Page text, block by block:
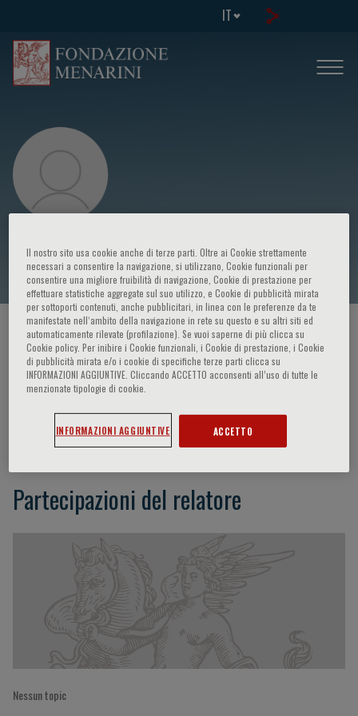
IT
J. Charles Jennette
HOME PAGE / CORSI ED EVENTI / RELATORE
J. Charles Jennette
Partecipazioni del relatore
Nessun topic
Il nostro sito usa cookie anche di terze parti. Oltre ai Cookie strettamente
necessari a consentire la navigazione, si utilizzano, Cookie funzionali per
consentire una migliore fruibilità di navigazione, Cookie di prestazione per
effettuare statistiche aggregate sul suo utilizzo, e Cookie di pubblicità mirata
per sottoporti contenuti, anche pubblicitari, in linea con le preferenze da te
manifestate nell‘ambito della navigazione in rete su questo e su altri siti ed
automaticamente rilevate (profilazione). Se vuoi saperne di più clicca su
Cookie policy. Per inibire i Cookie funzionali, i Cookie di prestazione, i Cookie
di pubblicità mirata e/o i cookie di specifiche terze parti clicca su
INFORMAZIONI AGGIUNTIVE. Cliccando ACCETTO acconsenti all’uso di tutte le
menzionate tipologie di cookie.
INFORMAZIONI AGGIUNTIVE ACCETTO